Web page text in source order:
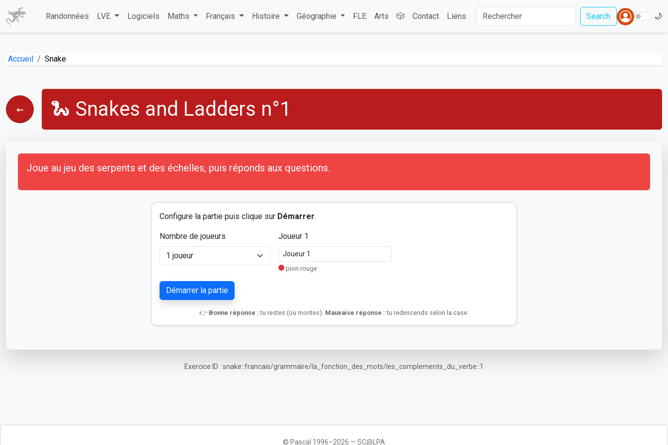
Randonnées LVE Logiciels Maths Français Histoire Géographie FLE Arts 🎲 Contact Liens Search 🌙
Accueil Snake
← 🐍 Snakes and Ladders n°1
Joue au jeu des serpents et des échelles, puis réponds aux questions.
Configure la partie puis clique sur Démarrer.
Nombre de joueurs Joueur 1
pion rouge
Démarrer la partie
👉 Bonne réponse : tu restes (ou montes). Mauvaise réponse : tu redescends selon la case.
Exercice ID : snake::francais/grammaire/la_fonction_des_mots/les_complements_du_verbe::1
© Pascal 1996–2026 — SC@LPA